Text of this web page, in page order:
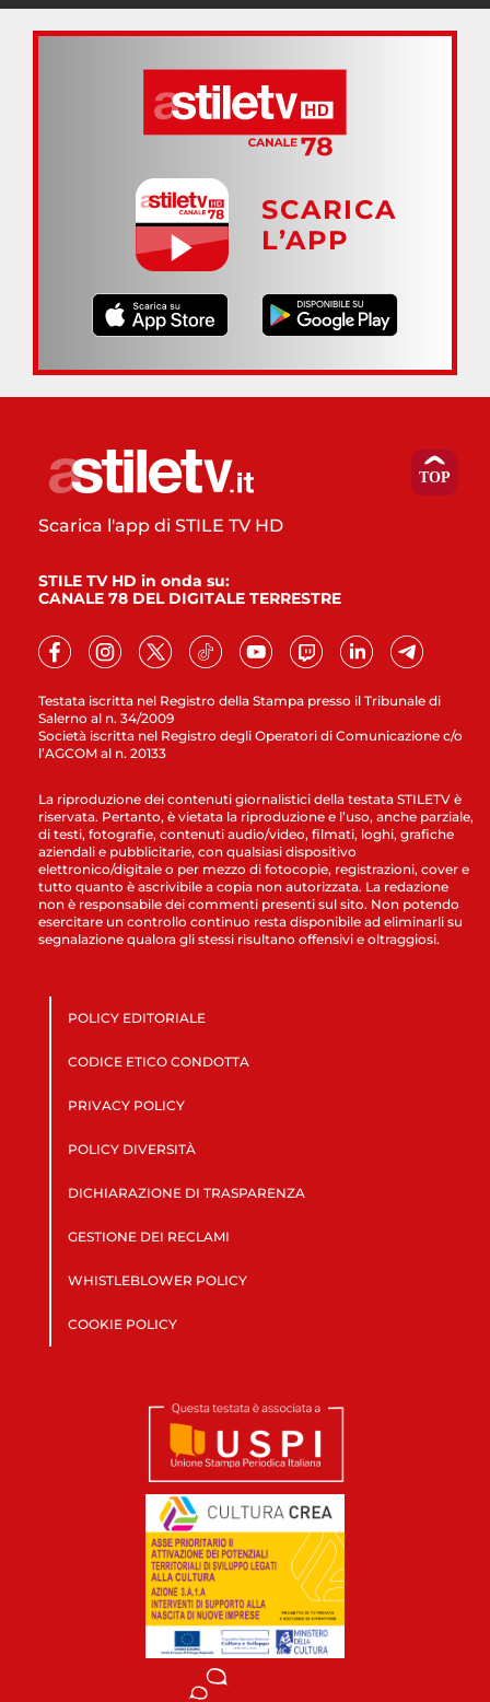
SCARICA
L’APP
Testata iscritta nel Registro della Stampa presso il Tribunale di
Salerno al n. 34/2009
Società iscritta nel Registro degli Operatori di Comunicazione c/o
l’AGCOM al n. 20133
Scarica l'app di STILE TV HD
STILE TV HD in onda su:
CANALE 78 DEL DIGITALE TERRESTRE
La riproduzione dei contenuti giornalistici della testata STILETV è
riservata. Pertanto, è vietata la riproduzione e l’uso, anche parziale,
di testi, fotografie, contenuti audio/video, filmati, loghi, grafiche
aziendali e pubblicitarie, con qualsiasi dispositivo
elettronico/digitale o per mezzo di fotocopie, registrazioni, cover e
tutto quanto è ascrivibile a copia non autorizzata. La redazione
non è responsabile dei commenti presenti sul sito. Non potendo
esercitare un controllo continuo resta disponibile ad eliminarli su
segnalazione qualora gli stessi risultano offensivi e oltraggiosi.
POLICY EDITORIALE
CODICE ETICO CONDOTTA
PRIVACY POLICY
POLICY DIVERSITÀ
DICHIARAZIONE DI TRASPARENZA
GESTIONE DEI RECLAMI
WHISTLEBLOWER POLICY
COOKIE POLICY